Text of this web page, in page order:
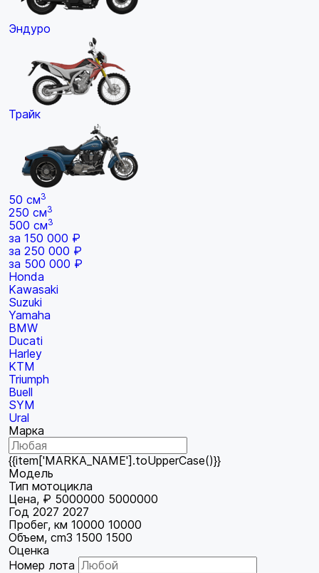
Эндуро
Трайк
50 см3
250 см3
500 см3
за 150 000 ₽
за 250 000 ₽
за 500 000 ₽
Honda
Kawasaki
Suzuki
Yamaha
BMW
Ducati
Harley
KTM
Triumph
Buell
SYM
Ural
Марка
{{item['MARKA_NAME'].toUpperCase()}}
Модель
Тип мотоцикла
Цена, ₽ 5000000 5000000
Год 2027 2027
Пробег, км 10000 10000
Объем, cm3 1500 1500
Оценка
Номер лота